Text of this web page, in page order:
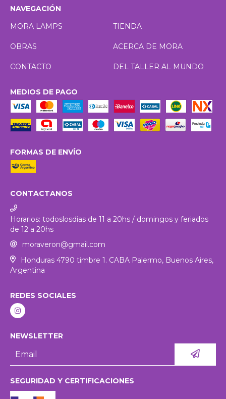
NAVEGACIÓN
MORA LAMPS
TIENDA
OBRAS ACERCA DE MORA
CONTACTO DEL TALLER AL MUNDO
MEDIOS DE PAGO
FORMAS DE ENVÍO
CONTACTANOS
Horarios: todoslosdias de 11 a 20hs / domingos y feriados
de 12 a 20hs
moraveron@gmail.com
Honduras 4790 timbre 1. CABA Palermo, Buenos Aires,
Argentina
REDES SOCIALES
NEWSLETTER
SEGURIDAD Y CERTIFICACIONES